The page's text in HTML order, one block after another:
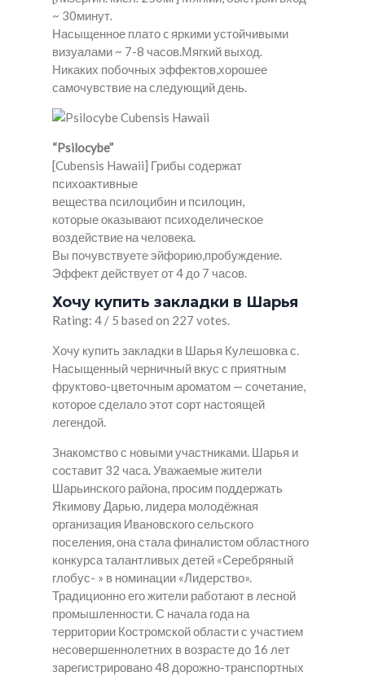
~ 30минут.
Насыщенное плато c яркими устойчивыми
визуалами ~ 7-8 часов.Мягкий выход.
Никаких побочных эффектов,хорошее
самочувствие на следующий день.
“Psilocybe”
[Cubensis Hawaii] Грибы содержат
психоактивные
вещества псилоцибин и псилоцин,
которые оказывают психоделическое
воздействие на человека.
Вы почувствуете эйфорию,пробуждение.
Эффект действует от 4 до 7 часов.
Хочу купить закладки в Шарья
Rating: 4 / 5 based on 227 votes.
Хочу купить закладки в Шарья Кулешовка с.
Насыщенный черничный вкус с приятным
фруктово-цветочным ароматом — сочетание,
которое сделало этот сорт настоящей
легендой.
Знакомство с новыми участниками. Шарья и
составит 32 часа. Уважаемые жители
Шарьинского района, просим поддержать
Якимову Дарью, лидера молодёжная
организация Ивановского сельского
поселения, она стала финалистом областного
конкурса талантливых детей «Серебряный
глобус- » в номинации «Лидерство».
Традиционно его жители работают в лесной
промышленности. С начала года на
территории Костромской области с участием
несовершеннолетних в возрасте до 16 лет
зарегистрировано 48 дорожно-транспортных